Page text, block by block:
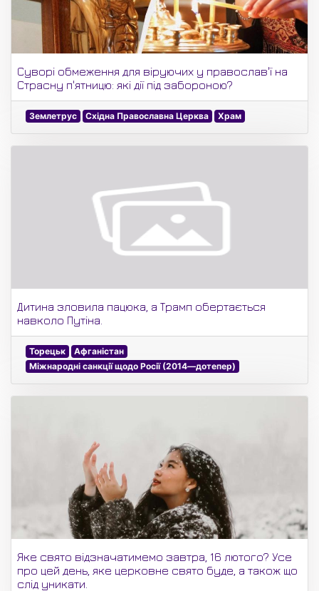
Суворі обмеження для віруючих у православ'ї на
Страсну п'ятницю: які дії під забороною?
Землетрус Східна Православна Церква Храм
Дитина зловила пацюка, а Трамп обертається
навколо Путіна.
Торецьк
Афганістан
Міжнародні санкції щодо Росії (2014—дотепер)
Яке свято відзначатимемо завтра, 16 лютого? Усе
про цей день, яке церковне свято буде, а також що
слід уникати.